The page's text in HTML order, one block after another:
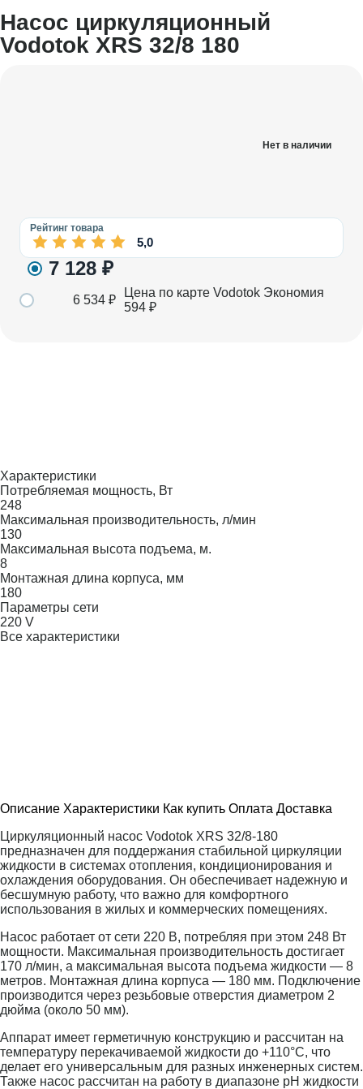
Насос циркуляционный
Vodotok XRS 32/8 180
Нет в наличии
Рейтинг товара
5,0
7 128 ₽
6 534 ₽
Цена по карте Vodotok Экономия
594 ₽
Характеристики
Потребляемая мощность, Вт
248
Максимальная производительность, л/мин
130
Максимальная высота подъема, м.
8
Монтажная длина корпуса, мм
180
Параметры сети
220 V
Все характеристики
Описание Характеристики Как купить Оплата Доставка
Циркуляционный насос Vodotok XRS 32/8-180
предназначен для поддержания стабильной циркуляции
жидкости в системах отопления, кондиционирования и
охлаждения оборудования. Он обеспечивает надежную и
бесшумную работу, что важно для комфортного
использования в жилых и коммерческих помещениях.
Насос работает от сети 220 В, потребляя при этом 248 Вт
мощности. Максимальная производительность достигает
170 л/мин, а максимальная высота подъема жидкости — 8
метров. Монтажная длина корпуса — 180 мм. Подключение
производится через резьбовые отверстия диаметром 2
дюйма (около 50 мм).
Аппарат имеет герметичную конструкцию и рассчитан на
температуру перекачиваемой жидкости до +110°C, что
делает его универсальным для разных инженерных систем.
Также насос рассчитан на работу в диапазоне pH жидкости